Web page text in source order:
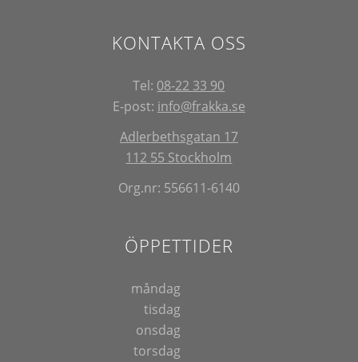
KONTAKTA OSS
Tel: 08-22 33 90
E-post: info@frakka.se
Adlerbethsgatan 17
112 55 Stockholm
Org.nr: 556611-6140
ÖPPETTIDER
måndag
tisdag
onsdag
torsdag